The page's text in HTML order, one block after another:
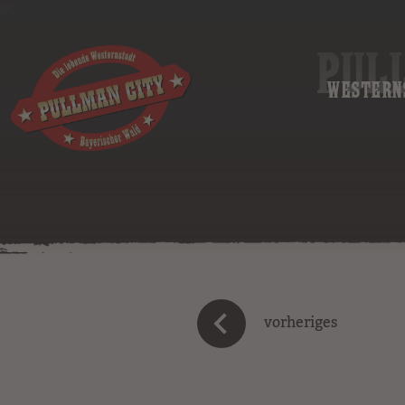
vorheriges